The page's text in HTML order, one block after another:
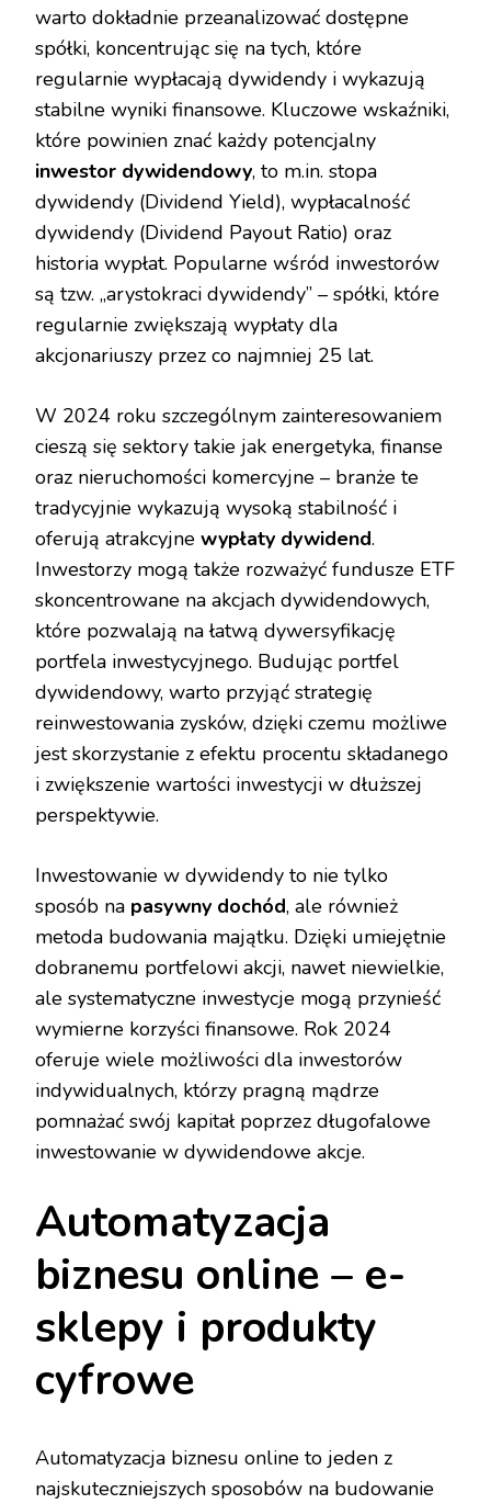
warto dokładnie przeanalizować dostępne
spółki, koncentrując się na tych, które
regularnie wypłacają dywidendy i wykazują
stabilne wyniki finansowe. Kluczowe wskaźniki,
które powinien znać każdy potencjalny
inwestor dywidendowy, to m.in. stopa
dywidendy (Dividend Yield), wypłacalność
dywidendy (Dividend Payout Ratio) oraz
historia wypłat. Popularne wśród inwestorów
są tzw. „arystokraci dywidendy” – spółki, które
regularnie zwiększają wypłaty dla
akcjonariuszy przez co najmniej 25 lat.
W 2024 roku szczególnym zainteresowaniem
cieszą się sektory takie jak energetyka, finanse
oraz nieruchomości komercyjne – branże te
tradycyjnie wykazują wysoką stabilność i
oferują atrakcyjne wypłaty dywidend.
Inwestorzy mogą także rozważyć fundusze ETF
skoncentrowane na akcjach dywidendowych,
które pozwalają na łatwą dywersyfikację
portfela inwestycyjnego. Budując portfel
dywidendowy, warto przyjąć strategię
reinwestowania zysków, dzięki czemu możliwe
jest skorzystanie z efektu procentu składanego
i zwiększenie wartości inwestycji w dłuższej
perspektywie.
Inwestowanie w dywidendy to nie tylko
sposób na pasywny dochód, ale również
metoda budowania majątku. Dzięki umiejętnie
dobranemu portfelowi akcji, nawet niewielkie,
ale systematyczne inwestycje mogą przynieść
wymierne korzyści finansowe. Rok 2024
oferuje wiele możliwości dla inwestorów
indywidualnych, którzy pragną mądrze
pomnażać swój kapitał poprzez długofalowe
inwestowanie w dywidendowe akcje.
Automatyzacja
biznesu online – e-
sklepy i produkty
cyfrowe
Automatyzacja biznesu online to jeden z
najskuteczniejszych sposobów na budowanie